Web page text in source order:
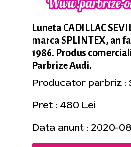
Luneta CADILLAC
marca SPLINTEX, an
1986. Produs
Parbrize Audi.
Producator parbriz :
Pret : 480 Lei
Data anunt : 2020-